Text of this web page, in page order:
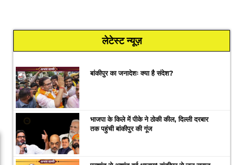
लेटेस्ट न्यूज़
बांकीपुर का जनादेशः क्या है संदेश?
भाजपा के किले में पीके ने ठोकी कील, दिल्ली दरबार
तक पहुंची बांकीपुर की गूंज